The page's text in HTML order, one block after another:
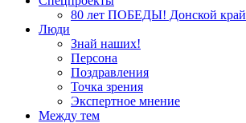
80 лет ПОБЕДЫ! Донской край
Люди
Знай наших!
Персона
Поздравления
Точка зрения
Экспертное мнение
Между тем